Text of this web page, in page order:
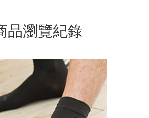
品瀏覽紀錄